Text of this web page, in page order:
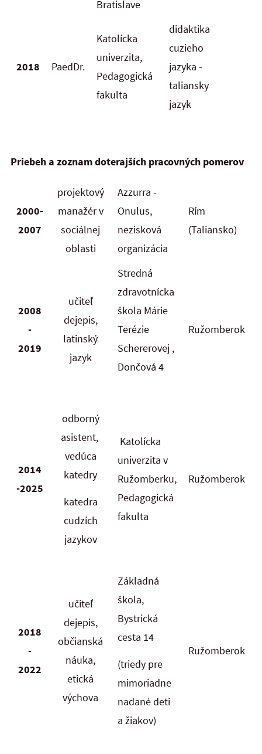
Bratislave
2018 PaedDr.
Katolícka
univerzita,
Pedagogická
fakulta
didaktika
cuzieho
jazyka -
taliansky
jazyk
Priebeh a zoznam doterajších pracovných pomerov
2000-
2007
projektový
manažér v
sociálnej
oblasti
Azzurra -
Onulus,
nezisková
organizácia
Rím
(Taliansko)
2008
-
2019
učiteľ
dejepis,
latinský
jazyk
Stredná
zdravotnícka
škola Márie
Terézie
Schererovej ,
Dončová 4
Ružomberok
2014
-2025
odborný
asistent,
vedúca
katedry
katedra
cudzích
jazykov
Katolícka
univerzita v
Ružomberku,
Pedagogická
fakulta
Ružomberok
2018
-
2022
učiteľ
dejepis,
občianská
náuka,
etická
výchova
Základná
škola,
Bystrická
cesta 14
(triedy pre
mimoriadne
nadané deti
a žiakov)
Ružomberok